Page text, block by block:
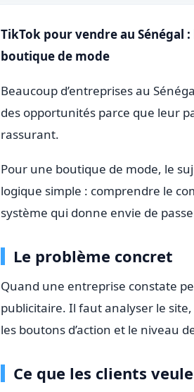
TikTok pour vendre au
boutique de mode
Beaucoup d’entreprises au
des opportunités parce que leur
rassurant.
Pour une boutique de mode, le
logique simple : comprendre le
système qui donne envie de
Le problème concret
Quand une entreprise constate
publicitaire. Il faut analyser le
les boutons d’action et le niveau
Ce que les clients